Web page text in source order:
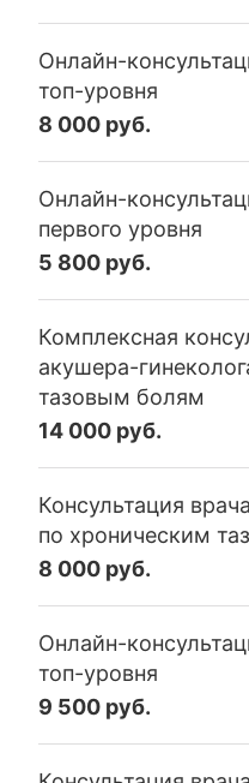
Онлайн-
топ-уровня
8 000 руб.
Онлайн-
первого уровня
5 800 руб.
Комплексная
акушера-
тазовым болям
14 000 руб.
Консультация
по хроническим
8 000 руб.
Онлайн-
топ-уровня
9 500 руб.